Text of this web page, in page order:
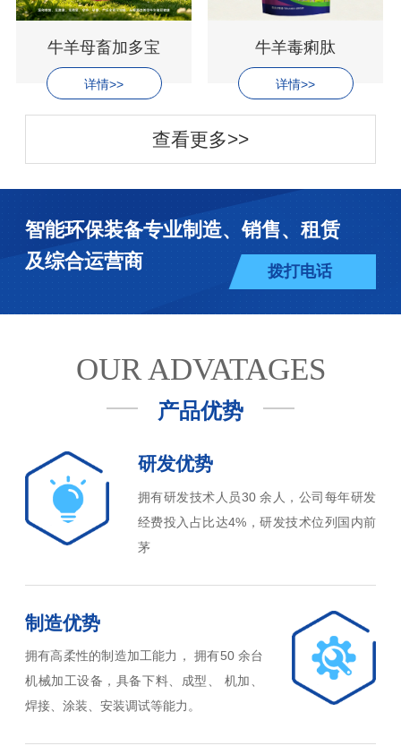
牛羊母畜加多宝
详情>>
牛羊毒痢肽
详情>>
查看更多>>
智能环保装备专业制造、销售、租赁
及综合运营商
拨打电话
OUR ADVATAGES
产品优势
研发优势
拥有研发技术人员30 余人，公司每年研发
经费投入占比达4%，研发技术位列国内前
茅
制造优势
拥有高柔性的制造加工能力， 拥有50 余台
机械加工设备，具备下料、成型、 机加、
焊接、涂装、安装调试等能力。